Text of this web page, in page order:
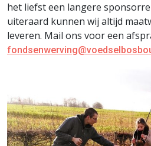
het liefst een langere
uiteraard kunnen wij altijd
leveren. Mail ons voor een